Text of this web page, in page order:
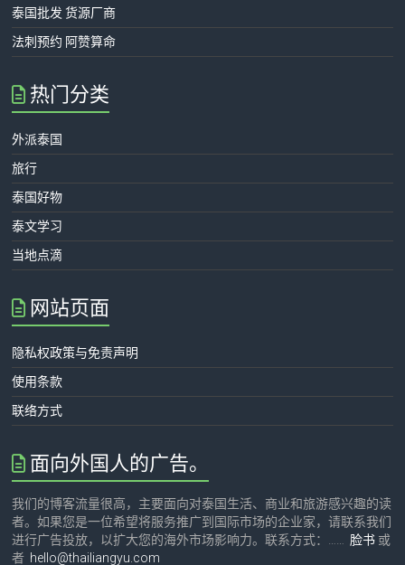
泰国批发 货源厂商
法刺预约 阿赞算命
热门分类
外派泰国
旅行
泰国好物
泰文学习
当地点滴
网站页面
隐私权政策与免责声明
使用条款
联络方式
面向外国人的广告。
我们的博客流量很高，主要面向对泰国生活、商业和旅游感兴趣的读
者。如果您是一位希望将服务推广到国际市场的企业家，请联系我们
进行广告投放，以扩大您的海外市场影响力。联系方式：…… 脸书 或
者 hello@thailiangyu.com